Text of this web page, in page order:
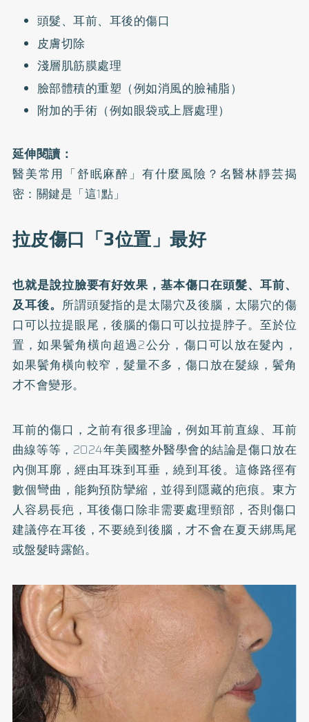
頭髮、耳前、耳後的傷口
皮膚切除
淺層肌筋膜處理
臉部體積的重塑（例如消風的臉補脂）
附加的手術（例如眼袋或上唇處理）
延伸閱讀：
醫美常用「舒眠麻醉」有什麼風險？名醫林靜芸揭
密：關鍵是「這1點」
拉皮傷口「3位置」最好
也就是說拉臉要有好效果，基本傷口在頭髮、耳前、
及耳後。 所謂頭髮指的是太陽穴及後腦，太陽穴的傷
口可以拉提眼尾，後腦的傷口可以拉提脖子。至於位
置，如果鬢角橫向超過2公分，傷口可以放在髮內，
如果鬢角橫向較窄，髮量不多，傷口放在髮線，鬢角
才不會變形。
耳前的傷口，之前有很多理論，例如耳前直線、耳前
曲線等等，2024年美國整外醫學會的結論是傷口放在
內側耳廓，經由耳珠到耳垂，繞到耳後。這條路徑有
數個彎曲，能夠預防攣縮，並得到隱藏的疤痕。東方
人容易長疤，耳後傷口除非需要處理頸部，否則傷口
建議停在耳後，不要繞到後腦，才不會在夏天綁馬尾
或盤髮時露餡。